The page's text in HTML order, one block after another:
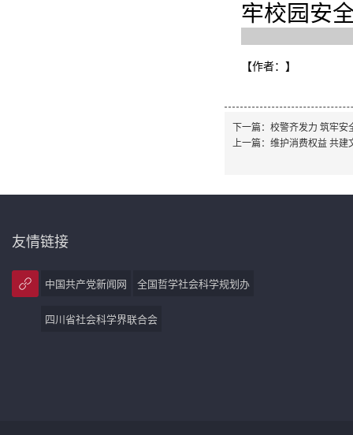
牢校园安
【作者： 】
下一篇： 校警齐发力 筑牢安
上一篇： 维护消费权益 共建
友情链接
中国共产党新闻网 全国哲学社会科学规划办
四川省社会科学界联合会